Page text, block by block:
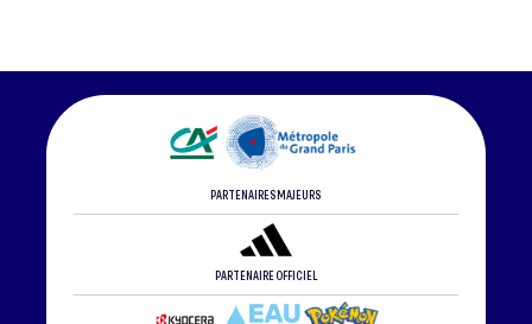
PARTENAIRES MAJEURS
PARTENAIRE OFFICIEL